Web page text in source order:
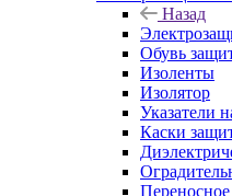
Назад
Обувь
Изоленты
Изолятор
Указатели
Каски
Переносное